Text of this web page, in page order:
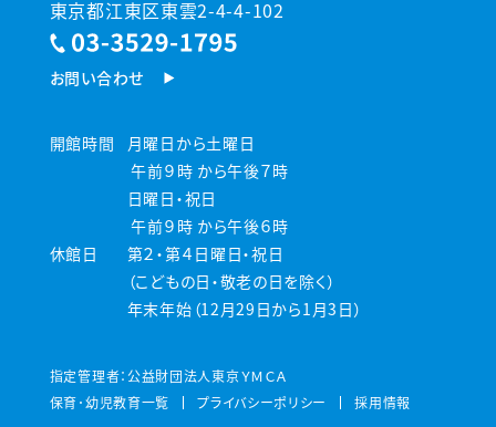
東京都江東区東雲2-4-4-102
お問い合わせ
開館時間
月曜日から土曜日
午前９時 から午後７時
日曜日・祝日
午前９時 から午後６時
休館日
第２・第４日曜日・祝日
（こどもの日・敬老の日を除く）
年末年始（12月29日から1月3日）
指定管理者：公益財団法人東京ＹＭＣＡ
保育･幼児教育一覧
プライバシーポリシー 採用情報